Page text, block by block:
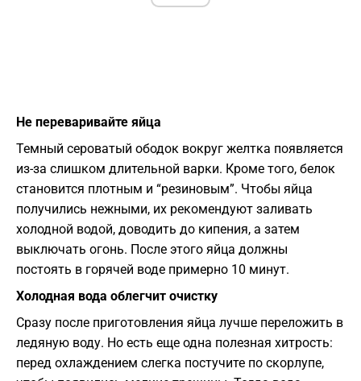
Не переваривайте яйца
Темный сероватый ободок вокруг желтка появляется
из-за слишком длительной варки. Кроме того, белок
становится плотным и “резиновым”. Чтобы яйца
получились нежными, их рекомендуют заливать
холодной водой, доводить до кипения, а затем
выключать огонь. После этого яйца должны
постоять в горячей воде примерно 10 минут.
Холодная вода облегчит очистку
Сразу после приготовления яйца лучше переложить в
ледяную воду. Но есть еще одна полезная хитрость:
перед охлаждением слегка постучите по скорлупе,